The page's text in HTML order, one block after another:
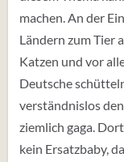
machen. An der
Ländern zum Tier
Katzen und vor
Deutsche
verständnislos
ziemlich gaga.
kein Ersatzbaby,